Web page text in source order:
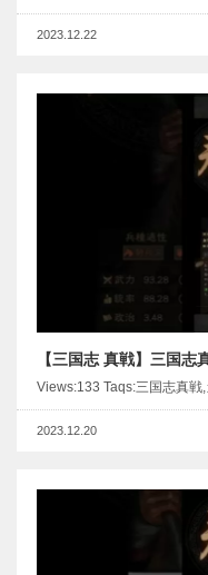
2023.12.22
【三国志 真戦】三国
Views:133 Taqs:三国志真
2023.12.20